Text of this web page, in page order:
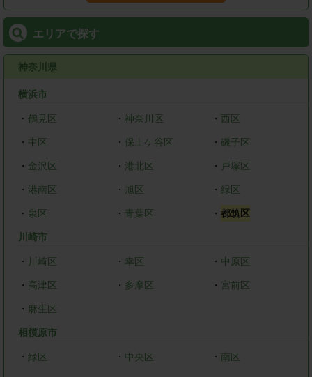
エリアで探す
神奈川県
横浜市
・ 鶴見区 ・ 神奈川区 ・ 西区
・ 中区 ・ 保土ケ谷区 ・磯子区
・ 金沢区 ・ 港北区 ・ 戸塚区
・ 港南区 ・ 旭区 ・緑区
・ 泉区 ・ 青葉区 ・都筑区
川崎市
・ 川崎区 ・ 幸区 ・ 中原区
・ 高津区 ・ 多摩区 ・ 宮前区
・ 麻生区
相模原市
・ 緑区 ・ 中央区 ・ 南区